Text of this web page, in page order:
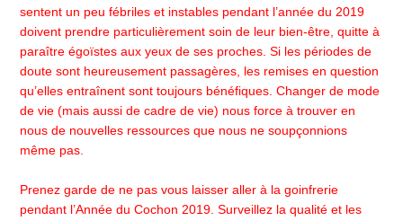
sentent un peu fébriles et instables pendant l’année du 2019
doivent prendre particulièrement soin de leur bien-être, quitte à
paraître égoïstes aux yeux de ses proches. Si les périodes de
doute sont heureusement passagères, les remises en question
qu’elles entraînent sont toujours bénéfiques. Changer de mode
de vie (mais aussi de cadre de vie) nous force à trouver en
nous de nouvelles ressources que nous ne soupçonnions
même pas.
Prenez garde de ne pas vous laisser aller à la goinfrerie
pendant l’Année du Cochon 2019. Surveillez la qualité et les